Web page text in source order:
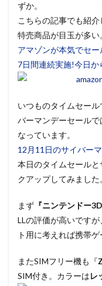
ずか。
こちらの記事でも紹
特売商品が目玉が多い
アマゾンが本気でセ
7日間連続実施!今日か
いつものタイムセー
バーマンデーセール
なっています。
12月11日のサイバー
本日のタイムセール
クアップしてみました
まず 『ニンテンドー
LLの評価が高いです
ト用に考えれば携帯
またSIMフリー機も『
SIM付き。カラーはレ